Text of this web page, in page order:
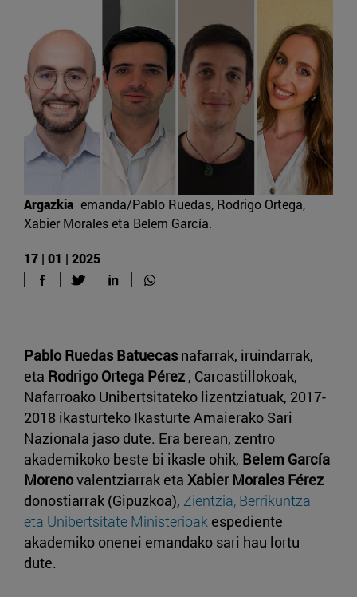
Argazkia emanda/Pablo Ruedas, Rodrigo Ortega,
Xabier Morales eta Belem García.
17 | 01 | 2025
Pablo Ruedas Batuecasnafarrak, iruindarrak,
eta Rodrigo Ortega Pérez , Carcastillokoak,
Nafarroako Unibertsitateko lizentziatuak, 2017-
2018 ikasturteko Ikasturte Amaierako Sari
Nazionala jaso dute. Era berean, zentro
akademikoko beste bi ikasle ohik, Belem García
Morenovalentziarrak eta Xabier Morales Férez
donostiarrak (Gipuzkoa), Zientzia, Berrikuntza
eta Unibertsitate Ministerioak espediente
akademiko onenei emandako sari hau lortu
dute.